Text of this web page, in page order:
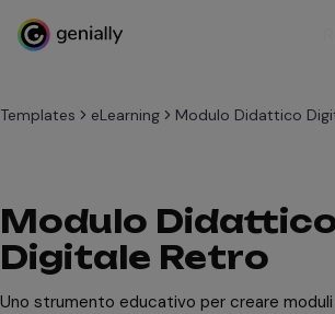
Templates eLearning Modulo Didattico
Modulo
Digitale Retro
Uno strumento educativo per creare